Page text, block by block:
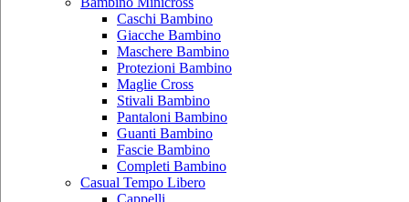
Caschi Bambino
Giacche Bambino
Maschere Bambino
Protezioni Bambino
Maglie Cross
Stivali Bambino
Pantaloni Bambino
Guanti Bambino
Fascie Bambino
Completi Bambino
Casual Tempo Libero
Cappelli